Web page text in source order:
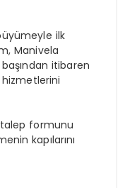
ilk
Manivela
başından itibaren
formunu
kapılarını